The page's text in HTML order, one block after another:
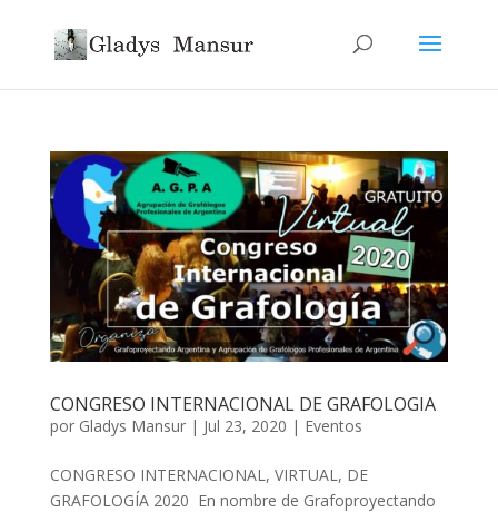
CONGRESO INTERNACIONAL DE GRAFOLOGIA
por Gladys Mansur| Jul 23, 2020 | Eventos
CONGRESO INTERNACIONAL, VIRTUAL, DE
GRAFOLOGÍA 2020 En nombre de Grafoproyectando